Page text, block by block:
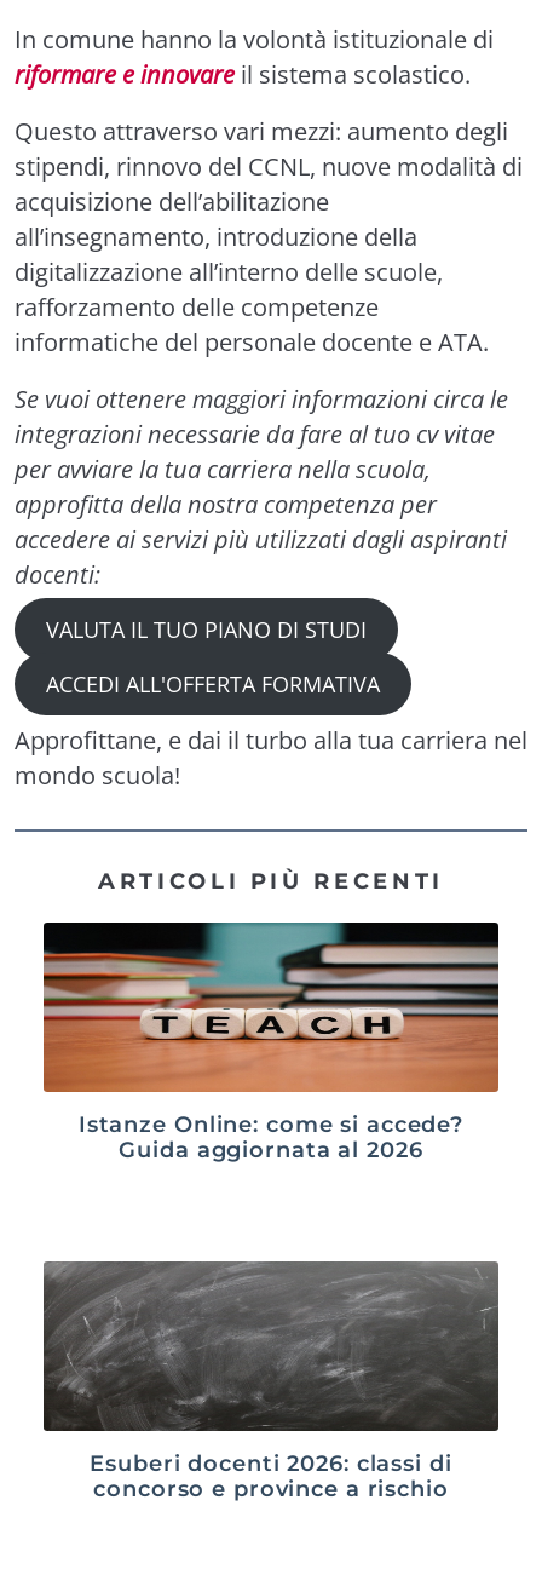
In comune hanno la volontà istituzionale di
riformare e innovareil sistema scolastico.
Questo attraverso vari mezzi: aumento degli
stipendi, rinnovo del CCNL, nuove modalità di
acquisizione dell’abilitazione
all’insegnamento, introduzione della
digitalizzazione all’interno delle scuole,
rafforzamento delle competenze
informatiche del personale docente e ATA.
Se vuoi ottenere maggiori informazioni circa le
integrazioni necessarie da fare al tuo cv vitae
per avviare la tua carriera nella scuola,
approfitta della nostra competenza per
accedere ai servizi più utilizzati dagli aspiranti
docenti:
VALUTA IL TUO PIANO DI STUDI
ACCEDI ALL'OFFERTA FORMATIVA
Approfittane, e dai il turbo alla tua carriera nel
mondo scuola!
ARTICOLI PIÙ RECENTI
Istanze Online: come si accede?
Guida aggiornata al 2026
Esuberi docenti 2026: classi di
concorso e province a rischio